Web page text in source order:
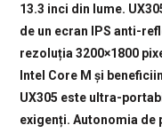
13.3 inci din lume.
de un ecran IPS anti-
rezoluția 3200×1800
Intel Core M și
UX305 este ultra-
exigenți. Autonomia de